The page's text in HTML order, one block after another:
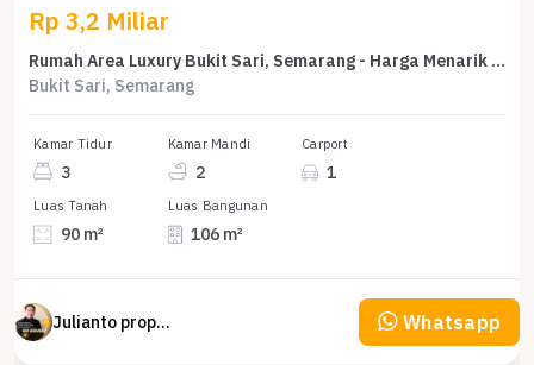
Rp 3,2 Miliar
Rumah Area Luxury Bukit Sari, Semarang - Harga Menarik 3,2 Miliar
Bukit Sari, Semarang
Kamar Tidur
3
Kamar Mandi
2
Carport
1
Luas Tanah
90 m²
Luas Bangunan
106 m²
Julianto property Julianto Whatsapp